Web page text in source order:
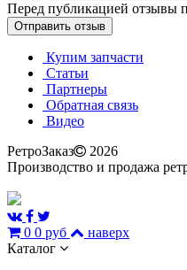
Перед публикацией отзывы
Купим запчасти
Статьи
Партнеры
Обратная связь
Видео
РетроЗаказ
2026
Производство и продажа
0 0 руб
наверх
Каталог